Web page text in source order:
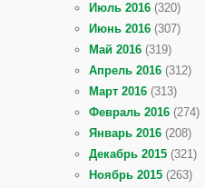
Июль 2016 (320)
Июнь 2016 (307)
Май 2016 (319)
Апрель 2016 (312)
Март 2016 (313)
Февраль 2016 (274)
Январь 2016 (208)
Декабрь 2015 (321)
Ноябрь 2015 (263)